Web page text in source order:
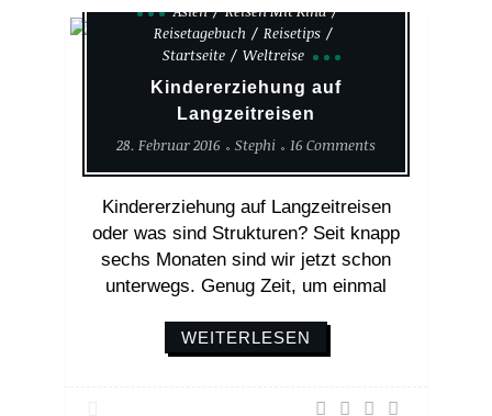
Asien
Reisen Mit Kind
Reisetagebuch
Reisetips
Startseite
Weltreise
Kindererziehung auf
Langzeitreisen
28. Februar 2016 Stephi 16 Comments
Kindererziehung auf Langzeitreisen
oder was sind Strukturen? Seit knapp
sechs Monaten sind wir jetzt schon
unterwegs. Genug Zeit, um einmal
WEITERLESEN